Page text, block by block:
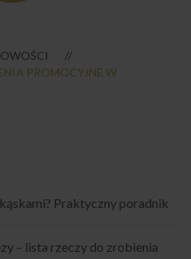
PROMOCYJNE W
Praktyczny poradnik
– lista rzeczy do zrobienia